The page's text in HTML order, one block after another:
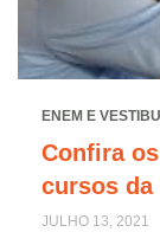
ENEM E
Confira
cursos da
JULHO 13, 2021